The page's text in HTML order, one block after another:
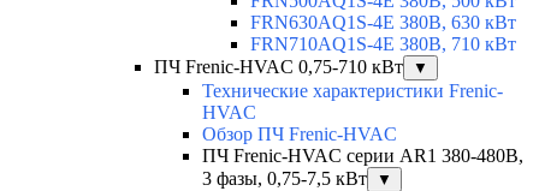
FRN630AQ1S-4E 380В, 630 кВт
FRN710AQ1S-4E 380В, 710 кВт
ПЧ Frenic-HVAC 0,75-710 кВт
▼
Технические характеристики Frenic-
HVAC
Обзор ПЧ Frenic-HVAC
ПЧ Frenic-HVAC серии AR1 380-480В,
3 фазы, 0,75-7,5 кВт
▼